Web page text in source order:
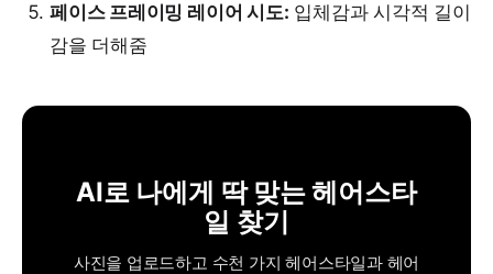
페이스 프레이밍 레이어 시도: 입체감과 시각적 길이
감을 더해줌
AI로 나에게 딱 맞는 헤어스타
일 찾기
사진을 업로드하고 수천 가지 헤어스타일과 헤어